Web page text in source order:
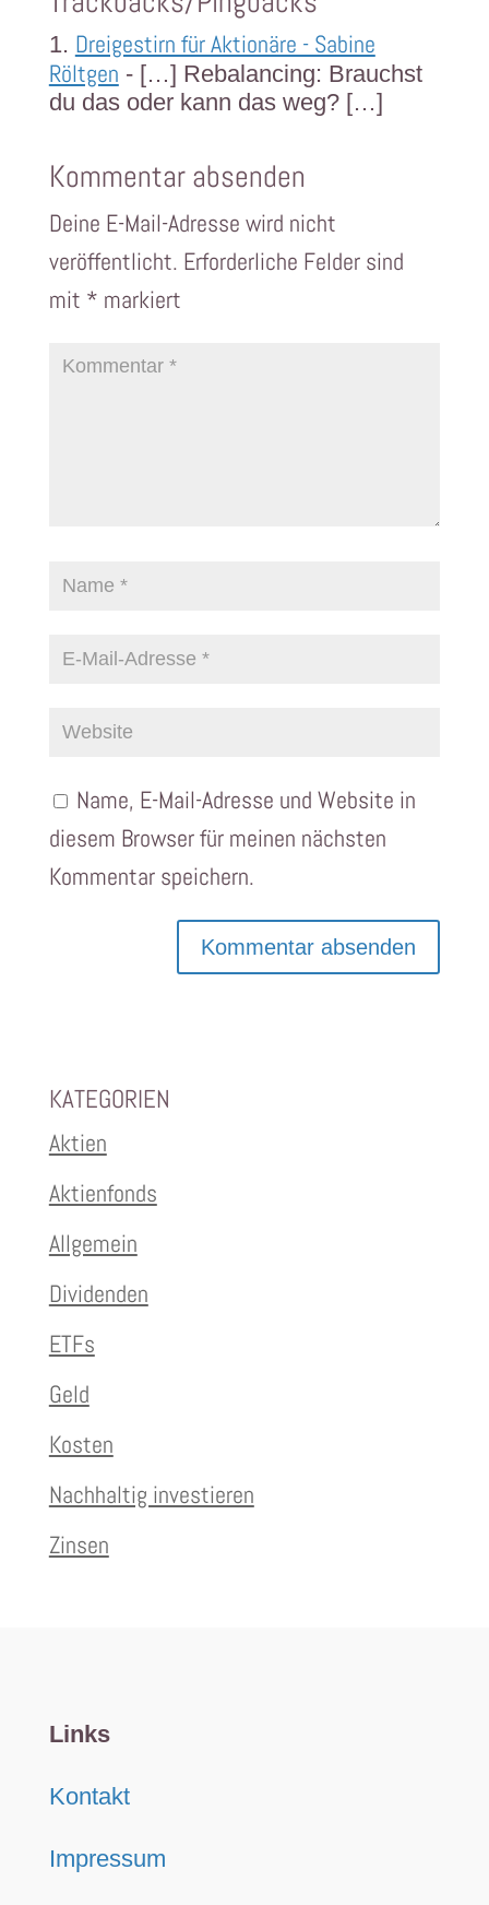
Dreigestirn für Aktionäre - Sabine
Röltgen - […] Rebalancing: Brauchst
du das oder kann das weg? […]
Kommentar absenden
Deine E-Mail-Adresse wird nicht
veröffentlicht. Erforderliche Felder sind
mit * markiert
Name, E-Mail-Adresse und Website in
diesem Browser für meinen nächsten
Kommentar speichern.
KATEGORIEN
Aktien
Aktienfonds
Allgemein
Dividenden
ETFs
Geld
Kosten
Nachhaltig investieren
Zinsen
Links
Kontakt
Impressum